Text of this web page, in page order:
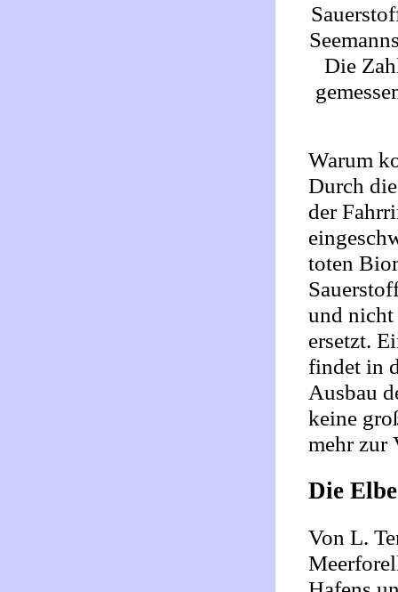
Die
Warum
Durch
der
toten
und nicht
ersetzt.
findet in
Ausbau
keine
mehr zur
Die
Von L.